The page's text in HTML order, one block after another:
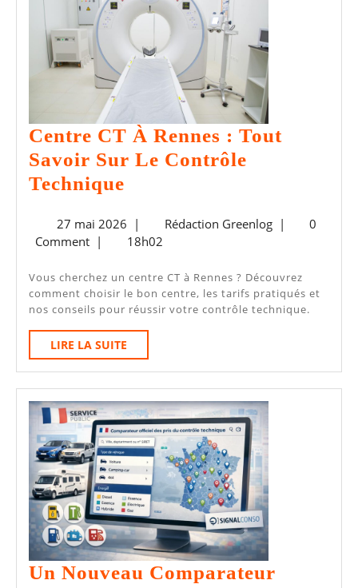
Centre CT À Rennes : Tout
Savoir Sur Le Contrôle
Technique
À
:
Tout
Savoir
Sur
Le
Contrôle
Technique
27 mai 202627
mai
| Rédaction GreenlogRédaction
|
0
Comment | 18h02
Vous cherchez un centre CT à Rennes ? Découvrez
comment choisir le bon centre, les tarifs pratiqués et
nos conseils pour réussir votre contrôle technique.
LIRE LA SUITE
LA
SUITE
Un Nouveau Comparateur